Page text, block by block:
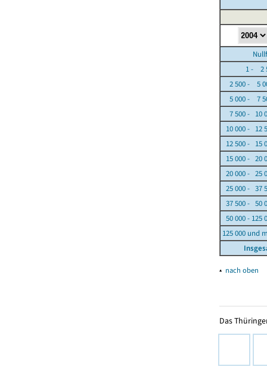
1 - 2
2 500 - 5
5 000 - 7
7 500 - 10
10 000 - 12
12 500 - 15
15 000 - 20
20 000 - 25
25 000 - 37
37 500 - 50
50 000 - 125
125 000 und
▴ nach oben
Das